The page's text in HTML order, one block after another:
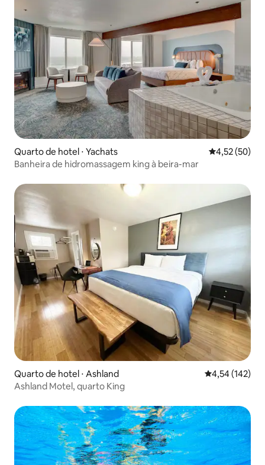
Quarto de hotel ⋅ Yachats 4,52 de uma
4,52 (50)
Banheira de hidromassagem king à beira-mar
Quarto de hotel ⋅ Ashland 4,54 de uma
4,54 (142)
Ashland Motel, quarto King